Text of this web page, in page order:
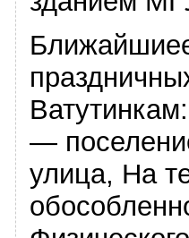
Ватутинкам:
—
улица, На